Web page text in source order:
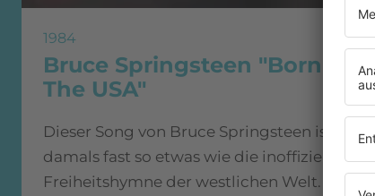
1984
Bruce Springsteen "Born In
The USA"
Dieser Song von Bruce Springsteen ist
damals fast so etwas wie die inoffizielle
Freiheitshymne der westlichen Welt. "Born